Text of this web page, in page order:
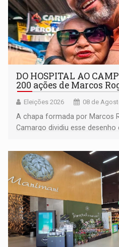
DO HOSPITAL AO
200 ações de Marcos
Eleições 2026 08 de
A chapa formada por Marcos
Camargo dividiu esse